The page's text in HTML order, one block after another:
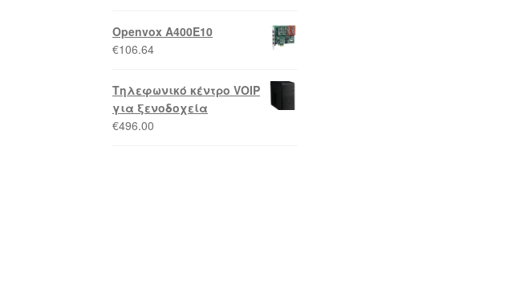
Openvox A400E10
€106.64
Τηλεφωνικό κέντρο VOIP
για ξενοδοχεία
€496.00